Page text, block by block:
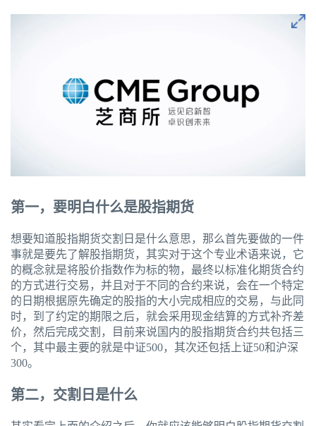
第一，要明白什么是股指期货
想要知道股指期货交割日是什么意思，那么首先要做的一件
事就是要先了解股指期货，其实对于这个专业术语来说，它
的概念就是将股价指数作为标的物，最终以标准化期货合约
的方式进行交易，并且对于不同的合约来说，会在一个特定
的日期根据原先确定的股指的大小完成相应的交易，与此同
时，到了约定的期限之后，就会采用现金结算的方式补齐差
价，然后完成交割，目前来说国内的股指期货合约共包括三
个，其中最主要的就是中证500，其次还包括上证50和沪深
300。
第二，交割日是什么